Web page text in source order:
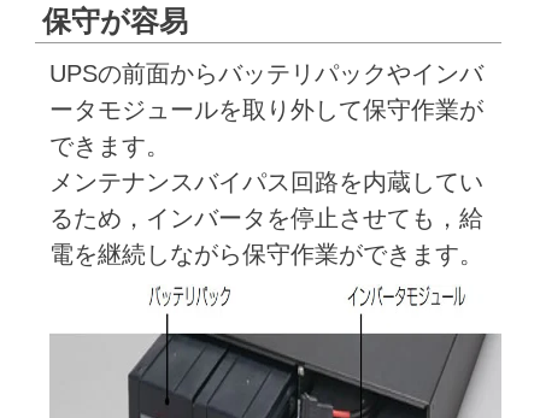
保守が容易
UPSの前面からバッテリパックやインバ
ータモジュールを取り外して保守作業が
できます。
メンテナンスバイパス回路を内蔵してい
るため，インバータを停止させても，給
電を継続しながら保守作業ができます。